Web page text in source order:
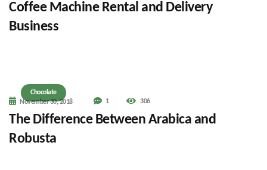
Coffee Machine Rental and Delivery
Business
Chocolate
November 30, 2018
1 306
The Difference Between Arabica and
Robusta